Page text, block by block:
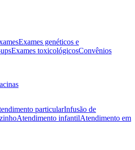
Exames genéticos e
Exames toxicológicosConvênios
particularInfusão de
Atendimento infantilAtendimento em